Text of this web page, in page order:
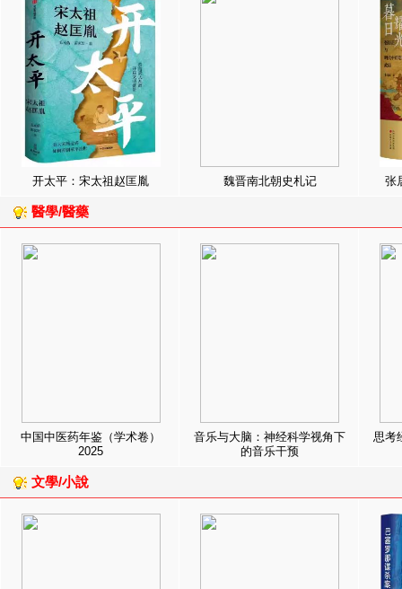
开太平：宋太祖赵匡胤 魏晋南北朝史札记 张
醫學/醫藥
中国中医药年鉴（学术卷）
2025
音乐与大脑：神经科学视角下
的音乐干预
思考
文學/小說